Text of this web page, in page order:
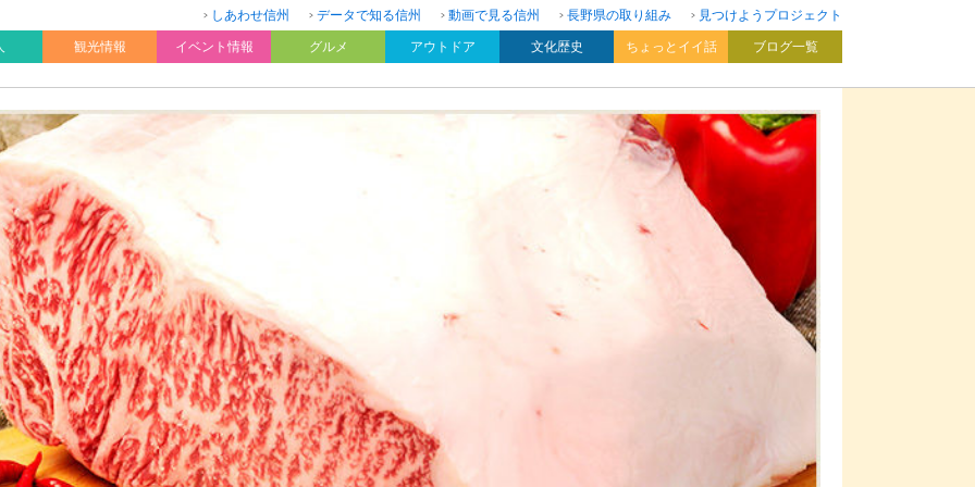
しあわせ信州 データで知る信州 動画で見る信州 長野県の取り組み
見つけようプロジェクト
観光情報 イベント情報 グルメ アウトドア 文化歴史 ちょっとイイ話 ブログ一覧